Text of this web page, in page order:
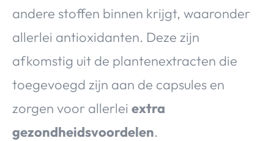
andere stoffen binnen krijgt, waaronder
allerlei antioxidanten. Deze zijn
afkomstig uit de plantenextracten die
toegevoegd zijn aan de capsules en
zorgen voor allerlei extra
gezondheidsvoordelen.